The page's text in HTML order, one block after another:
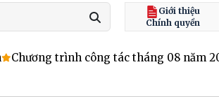
Giới thiệu
Chính quyền
Chương trình công tác tháng 08 năm